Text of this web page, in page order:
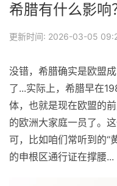
希腊有什么影响
更新时间: 2026-03-05
没错，希腊确实是欧盟
了...实际上，希腊早在
体，也就是现在欧盟的
的欧洲大家庭一员了。
可，比如咱们常听到的“
的申根区通行证在撑腰...